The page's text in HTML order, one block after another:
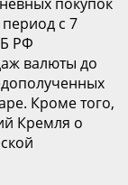
с 7
РФ
валюты до
Кроме того,
Кремля о